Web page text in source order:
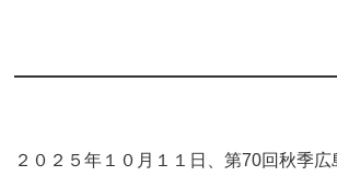
２０２５年１０月１１日、第70回秋季